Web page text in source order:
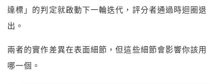
達標」的判定就啟動下一輪迭代，評分者通過時迴圈退
出。
兩者的實作差異在表面細節，但這些細節會影響你該用
哪一個。